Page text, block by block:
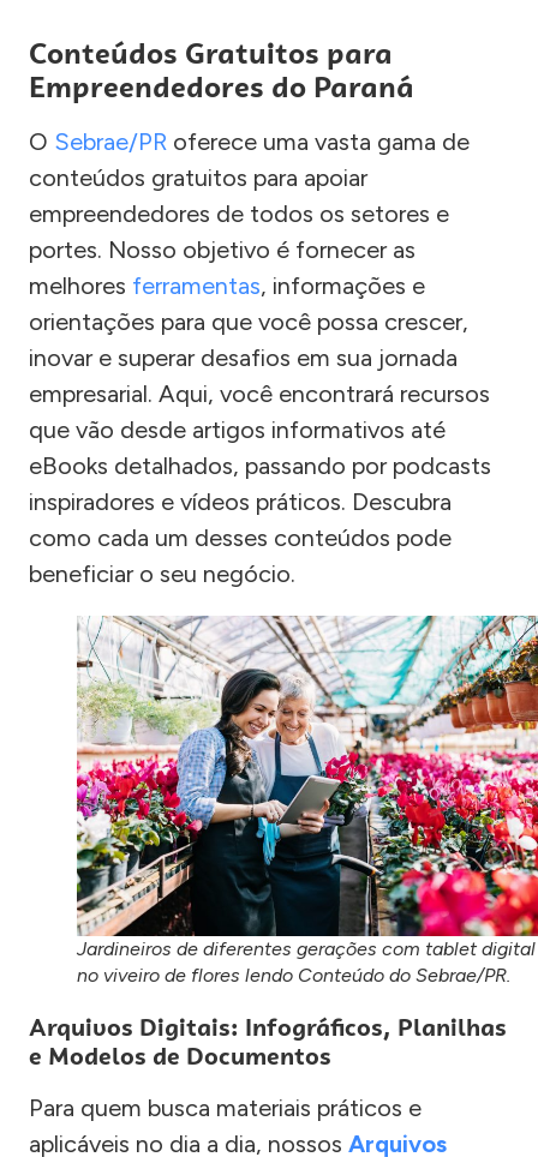
Conteúdos Gratuitos para
Empreendedores do Paraná
O Sebrae/PR oferece uma vasta gama de
conteúdos gratuitos para apoiar
empreendedores de todos os setores e
portes. Nosso objetivo é fornecer as
melhores ferramentas, informações e
orientações para que você possa crescer,
inovar e superar desafios em sua jornada
empresarial. Aqui, você encontrará recursos
que vão desde artigos informativos até
eBooks detalhados, passando por podcasts
inspiradores e vídeos práticos. Descubra
como cada um desses conteúdos pode
beneficiar o seu negócio.
Jardineiros de diferentes gerações com tablet digital
no viveiro de flores lendo Conteúdo do Sebrae/PR.
Arquivos Digitais: Infográficos, Planilhas
e Modelos de Documentos
Para quem busca materiais práticos e
aplicáveis no dia a dia, nossos Arquivos